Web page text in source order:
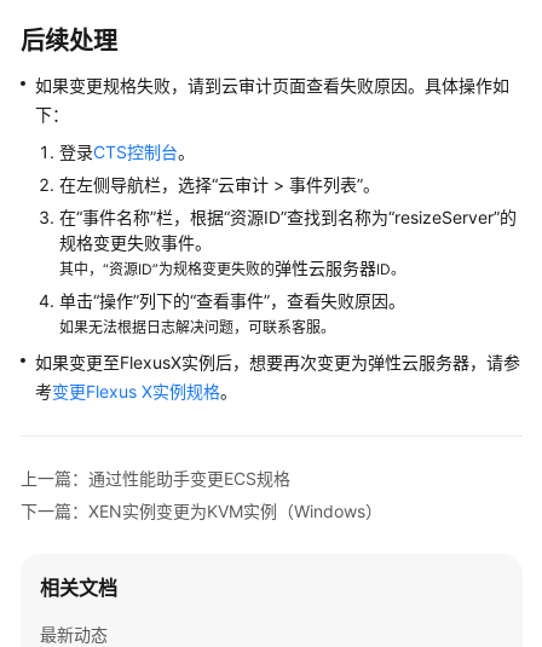
例
XEN
例
变
为
KVM
例
（Windows）
XEN
变
更
为
实
后续处理
如果变更规格失败，请到云审计页面查看失败原因。具体操作如
下：
登录CTS控制台。
在左侧导航栏，选择“云审计 > 事件列表”。
在“事件名称”栏，根据“资源ID”查找到名称为“resizeServer”的
规格变更失败事件。
其中，“资源ID”为规格变更失败的弹性云服务器ID。
单击“操作”列下的“查看事件”，查看失败原因。
如果无法根据日志解决问题，可联系客服。
如果变更至FlexusX实例后，想要再次变更为弹性云服务器，请参
考变更Flexus X实例规格。
上一篇：通过性能助手变更ECS规格
下一篇：XEN实例变更为KVM实例（Windows）
相关文档
最新动态